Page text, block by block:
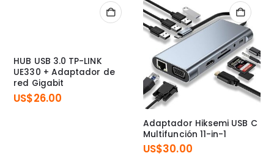
HUB USB 3.0 TP-LINK
UE330 + Adaptador de
red Gigabit
US$26.00
Adaptador Hiksemi USB C
Multifunción 11-in-1
US$30.00